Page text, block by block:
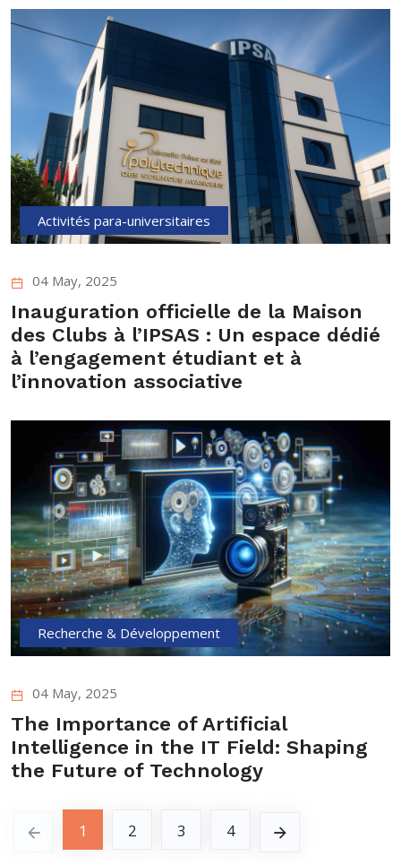
Activités para-universitaires
04 May, 2025
Inauguration officielle de la Maison
des Clubs à l’IPSAS : Un espace dédié
à l’engagement étudiant et à
l’innovation associative
Recherche & Développement
04 May, 2025
The Importance of Artificial
Intelligence in the IT Field: Shaping
the Future of Technology
1 2 3 4